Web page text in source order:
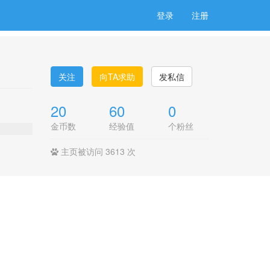
登录 注册
关注 向TA求助 发私信
20
金币数
60
经验值
0
个粉丝
主页被访问 3613 次